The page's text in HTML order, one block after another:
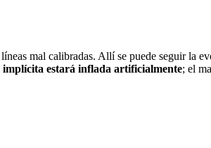
mal calibradas. Allí se puede seguir la
implícita estará inflada artificialmente; el